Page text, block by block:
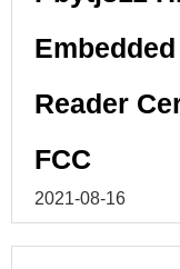
Reader
FCC
2021-08-16